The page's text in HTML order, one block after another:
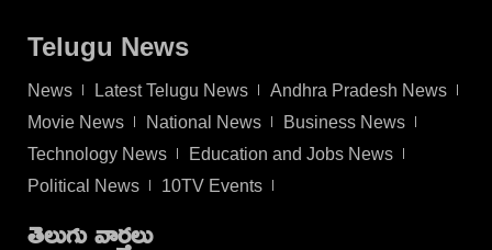
Telugu News
News Latest Telugu News
Andhra Pradesh News
Movie News
National News
Business News
Technology News
Education and Jobs News
Political News
10TV Events
తెలుగు వార్తలు